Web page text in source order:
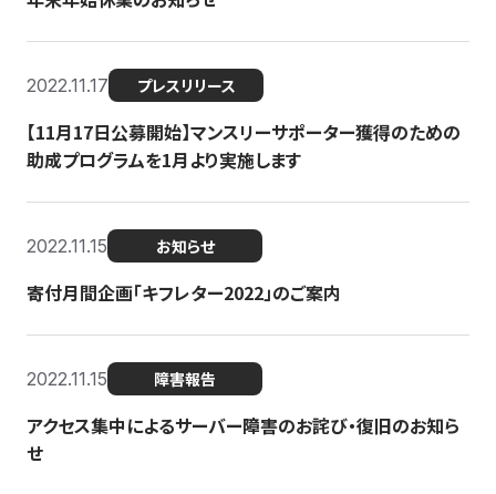
2022.11.17 プレスリリース
【11月17日公募開始】マンスリーサポーター獲得のための
助成プログラムを1月より実施します
2022.11.15 お知らせ
寄付月間企画「キフレター2022」のご案内
2022.11.15 障害報告
アクセス集中によるサーバー障害のお詫び・復旧のお知ら
せ